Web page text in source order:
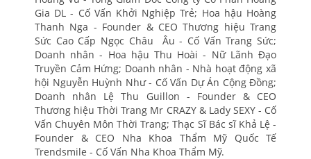
Gia DL - Cố Vấn Khởi Nghiệp Trẻ; Hoa hậu Hoàng
Thanh Nga - Founder & CEO Thương hiệu Trang
Sức Cao Cấp Ngọc Châu Âu - Cố Vấn Trang Sức;
Doanh nhân - Hoa hậu Thu Hoài - Nữ Lãnh Đạo
Truyền Cảm Hứng; Doanh nhân - Nhà hoạt động xã
hội Nguyễn Huỳnh Như - Cố Vấn Dự Án Cộng Đồng;
Doanh nhân Lệ Thu Guillon - Founder & CEO
Thương hiệu Thời Trang Mr CRAZY & Lady SEXY ​​- Cố
Vấn Chuyên Môn Thời Trang; Thạc Sĩ Bác sĩ Khả Lệ -
Founder & CEO Nha Khoa Thẩm Mỹ Quốc Tế
Trendsmile - Cố Vấn Nha Khoa Thẩm Mỹ.